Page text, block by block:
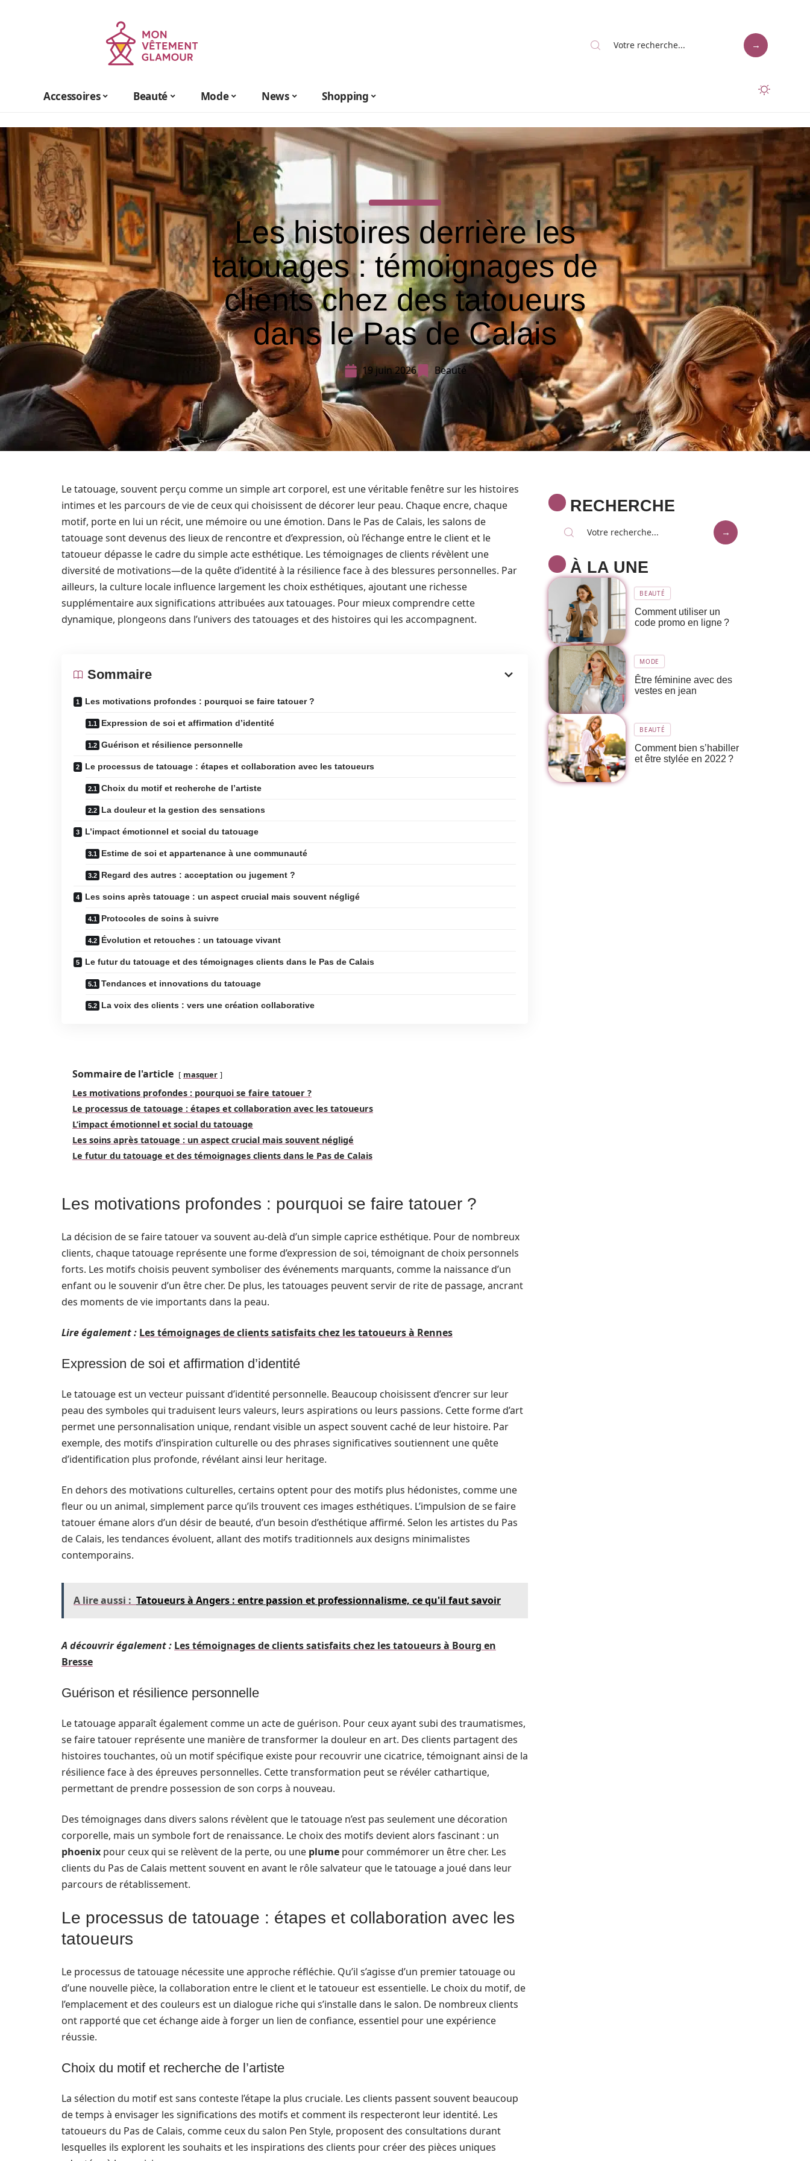
Accessoires Beauté Mode News Shopping
Les histoires derrière les
tatouages : témoignages de
clients chez des tatoueurs
dans le Pas de Calais
19 juin 2026 Beauté
Le tatouage, souvent perçu comme un simple art corporel, est une véritable fenêtre sur les histoires
intimes et les parcours de vie de ceux qui choisissent de décorer leur peau. Chaque encre, chaque
motif, porte en lui un récit, une mémoire ou une émotion. Dans le Pas de Calais, les salons de
tatouage sont devenus des lieux de rencontre et d’expression, où l’échange entre le client et le
tatoueur dépasse le cadre du simple acte esthétique. Les témoignages de clients révèlent une
diversité de motivations—de la quête d’identité à la résilience face à des blessures personnelles. Par
ailleurs, la culture locale influence largement les choix esthétiques, ajoutant une richesse
supplémentaire aux significations attribuées aux tatouages. Pour mieux comprendre cette
dynamique, plongeons dans l’univers des tatouages et des histoires qui les accompagnent.
Sommaire
Les motivations profondes : pourquoi se faire tatouer ?
Expression de soi et affirmation d’identité
Guérison et résilience personnelle
Le processus de tatouage : étapes et collaboration avec les tatoueurs
Choix du motif et recherche de l’artiste
La douleur et la gestion des sensations
L’impact émotionnel et social du tatouage
Estime de soi et appartenance à une communauté
Regard des autres : acceptation ou jugement ?
Les soins après tatouage : un aspect crucial mais souvent négligé
Protocoles de soins à suivre
Évolution et retouches : un tatouage vivant
Le futur du tatouage et des témoignages clients dans le Pas de Calais
Tendances et innovations du tatouage
La voix des clients : vers une création collaborative
Sommaire de l'article masquer
Les motivations profondes : pourquoi se faire tatouer ?
Le processus de tatouage : étapes et collaboration avec les tatoueurs
L’impact émotionnel et social du tatouage
Les soins après tatouage : un aspect crucial mais souvent négligé
Le futur du tatouage et des témoignages clients dans le Pas de Calais
Les motivations profondes : pourquoi se faire tatouer ?
La décision de se faire tatouer va souvent au-delà d’un simple caprice esthétique. Pour de nombreux
clients, chaque tatouage représente une forme d’expression de soi, témoignant de choix personnels
forts. Les motifs choisis peuvent symboliser des événements marquants, comme la naissance d’un
enfant ou le souvenir d’un être cher. De plus, les tatouages peuvent servir de rite de passage, ancrant
des moments de vie importants dans la peau.
Lire également : Les témoignages de clients satisfaits chez les tatoueurs à Rennes
Expression de soi et affirmation d’identité
Le tatouage est un vecteur puissant d’identité personnelle. Beaucoup choisissent d’encrer sur leur
peau des symboles qui traduisent leurs valeurs, leurs aspirations ou leurs passions. Cette forme d’art
permet une personnalisation unique, rendant visible un aspect souvent caché de leur histoire. Par
exemple, des motifs d’inspiration culturelle ou des phrases significatives soutiennent une quête
d’identification plus profonde, révélant ainsi leur heritage.
En dehors des motivations culturelles, certains optent pour des motifs plus hédonistes, comme une
fleur ou un animal, simplement parce qu’ils trouvent ces images esthétiques. L’impulsion de se faire
tatouer émane alors d’un désir de beauté, d’un besoin d’esthétique affirmé. Selon les artistes du Pas
de Calais, les tendances évoluent, allant des motifs traditionnels aux designs minimalistes
contemporains.
A lire aussi : Tatoueurs à Angers : entre passion et professionnalisme, ce qu'il faut savoir
A découvrir également : Les témoignages de clients satisfaits chez les tatoueurs à Bourg en
Bresse
Guérison et résilience personnelle
Le tatouage apparaît également comme un acte de guérison. Pour ceux ayant subi des traumatismes,
se faire tatouer représente une manière de transformer la douleur en art. Des clients partagent des
histoires touchantes, où un motif spécifique existe pour recouvrir une cicatrice, témoignant ainsi de la
résilience face à des épreuves personnelles. Cette transformation peut se révéler cathartique,
permettant de prendre possession de son corps à nouveau.
Des témoignages dans divers salons révèlent que le tatouage n’est pas seulement une décoration
corporelle, mais un symbole fort de renaissance. Le choix des motifs devient alors fascinant : un
phoenix pour ceux qui se relèvent de la perte, ou une plume pour commémorer un être cher. Les
clients du Pas de Calais mettent souvent en avant le rôle salvateur que le tatouage a joué dans leur
parcours de rétablissement.
Le processus de tatouage : étapes et collaboration avec les
tatoueurs
Le processus de tatouage nécessite une approche réfléchie. Qu’il s’agisse d’un premier tatouage ou
d’une nouvelle pièce, la collaboration entre le client et le tatoueur est essentielle. Le choix du motif, de
l’emplacement et des couleurs est un dialogue riche qui s’installe dans le salon. De nombreux clients
ont rapporté que cet échange aide à forger un lien de confiance, essentiel pour une expérience
réussie.
Choix du motif et recherche de l’artiste
La sélection du motif est sans conteste l’étape la plus cruciale. Les clients passent souvent beaucoup
de temps à envisager les significations des motifs et comment ils respecteront leur identité. Les
tatoueurs du Pas de Calais, comme ceux du salon Pen Style, proposent des consultations durant
lesquelles ils explorent les souhaits et les inspirations des clients pour créer des pièces uniques
RECHERCHE
À LA UNE
BEAUTÉ
Comment utiliser un
code promo en ligne ?
MODE
Être féminine avec des
vestes en jean
BEAUTÉ
Comment bien s’habiller
et être stylée en 2022 ?